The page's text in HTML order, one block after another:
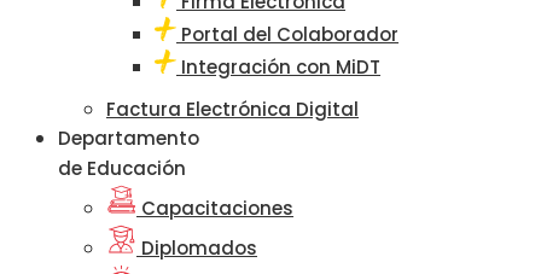
Portal del Colaborador
Integración con MiDT
Factura Electrónica Digital
Departamento
de Educación
Capacitaciones
Diplomados